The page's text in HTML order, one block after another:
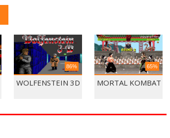
86%
WOLFENSTEIN 3D
65%
MORTAL KOMBAT